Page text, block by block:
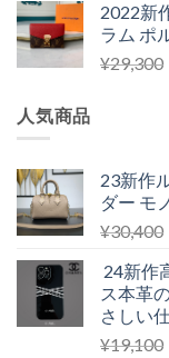
2022新
ラム ポ
¥29,300
人気商品
23新作
ダー モ
¥30,400
24新作
ス本革
さしい
¥19,100